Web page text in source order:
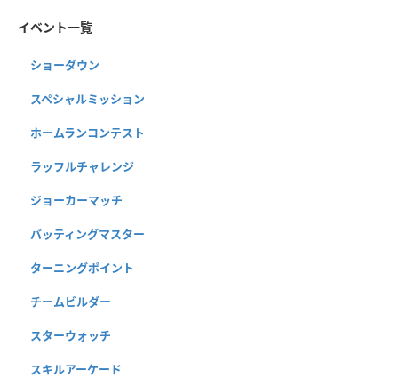
イベント一覧
ショーダウン
スペシャルミッション
ホームランコンテスト
ラッフルチャレンジ
ジョーカーマッチ
バッティングマスター
ターニングポイント
チームビルダー
スターウォッチ
スキルアーケード